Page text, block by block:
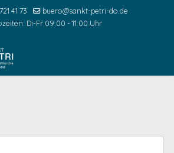
41 73
buero@sankt-petri-do.de
Di-Fr 09:00 - 11:00 Uhr